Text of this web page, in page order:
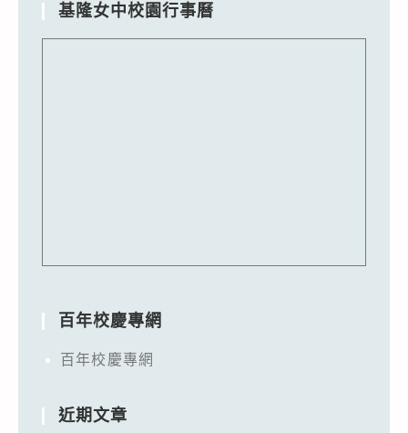
基隆女中校園行事曆
百年校慶專網
百年校慶專網
近期文章